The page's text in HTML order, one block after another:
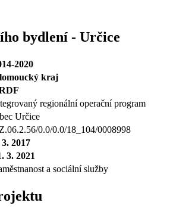
bydlení - Určice
2020
kraj
regionální operační program
Určice
0.0/0.0/18_104/0008998
3. 2017
3. 2021
a sociální služby